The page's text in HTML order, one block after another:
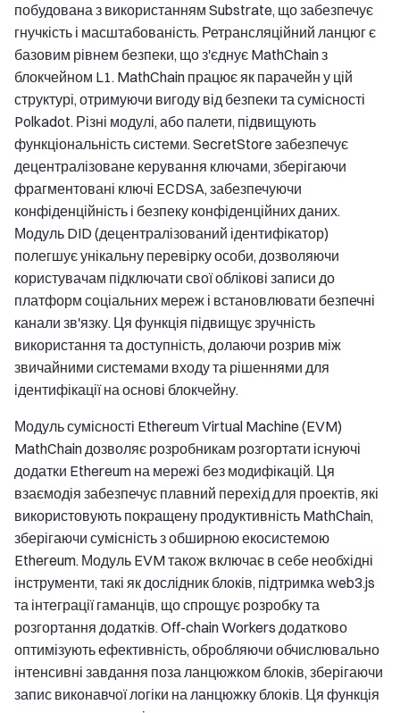
побудована з використанням Substrate, що забезпечує
гнучкість і масштабованість. Ретрансляційний ланцюг є
базовим рівнем безпеки, що з'єднує MathChain з
блокчейном L1. MathChain працює як парачейн у цій
структурі, отримуючи вигоду від безпеки та сумісності
Polkadot. Різні модулі, або палети, підвищують
функціональність системи. SecretStore забезпечує
децентралізоване керування ключами, зберігаючи
фрагментовані ключі ECDSA, забезпечуючи
конфіденційність і безпеку конфіденційних даних.
Модуль DID (децентралізований ідентифікатор)
полегшує унікальну перевірку особи, дозволяючи
користувачам підключати свої облікові записи до
платформ соціальних мереж і встановлювати безпечні
канали зв'язку. Ця функція підвищує зручність
використання та доступність, долаючи розрив між
звичайними системами входу та рішеннями для
ідентифікації на основі блокчейну.
Модуль сумісності Ethereum Virtual Machine (EVM)
MathChain дозволяє розробникам розгортати існуючі
додатки Ethereum на мережі без модифікацій. Ця
взаємодія забезпечує плавний перехід для проектів, які
використовують покращену продуктивність MathChain,
зберігаючи сумісність з обширною екосистемою
Ethereum. Модуль EVM також включає в себе необхідні
інструменти, такі як дослідник блоків, підтримка web3.js
та інтеграції гаманців, що спрощує розробку та
розгортання додатків. Off-chain Workers додатково
оптимізують ефективність, обробляючи обчислювально
інтенсивні завдання поза ланцюжком блоків, зберігаючи
запис виконавчої логіки на ланцюжку блоків. Ця функція